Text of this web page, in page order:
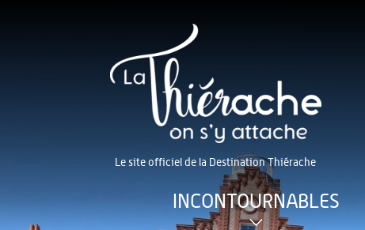
Le site officiel de la Destination Thiérache
INCONTOURNABLES